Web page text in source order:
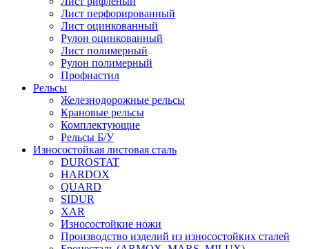
Лист перфорированный
Лист оцинкованный
Рулон оцинкованный
Лист полимерный
Рулон полимерный
Профнастил
Рельсы
Железнодорожные рельсы
Крановые рельсы
Комплектующие
Рельсы Б/У
Износостойкая листовая сталь
DUROSTAT
HARDOX
QUARD
SIDUR
XAR
Износостойкие ножи
Производство изделий из износостойких сталей